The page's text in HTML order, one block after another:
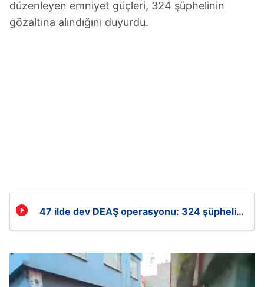
düzenleyen emniyet güçleri, 324 şüphelinin
gözaltına alındığını duyurdu.
47 ilde dev DEAŞ operasyonu: 324 şüpheli